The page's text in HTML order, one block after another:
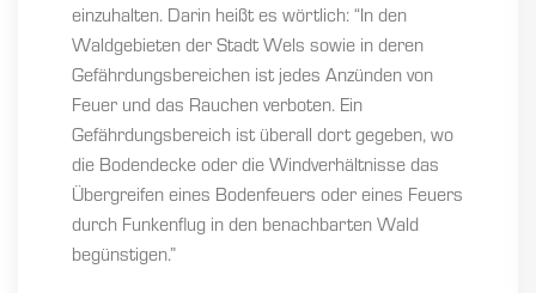
einzuhalten. Darin heißt es wörtlich: “In den
Waldgebieten der Stadt Wels sowie in deren
Gefährdungsbereichen ist jedes Anzünden von
Feuer und das Rauchen verboten. Ein
Gefährdungsbereich ist überall dort gegeben, wo
die Bodendecke oder die Windverhältnisse das
Übergreifen eines Bodenfeuers oder eines Feuers
durch Funkenflug in den benachbarten Wald
begünstigen.”